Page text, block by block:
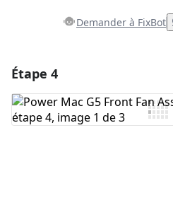
Demander à FixBot
Ajouter un commentaire
Étape 4